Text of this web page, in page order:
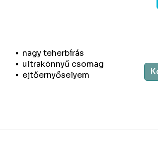
nagy teherbírás
ultrakönnyű csomag
ejtőernyőselyem